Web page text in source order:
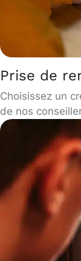
Prise de
Choisissez un
de nos